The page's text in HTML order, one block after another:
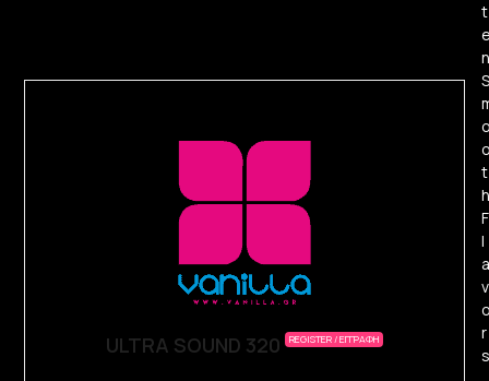
ULTRA SOUND 320 REGISTER / ΕΓΓΡΑΦΗ
t
n
S
t
h
F
l
a
v
r
s